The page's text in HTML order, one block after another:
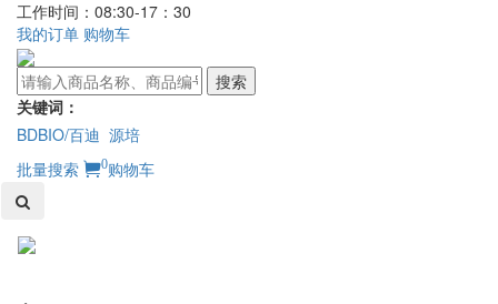
工作时间：08:30-17：30
我的订单 购物车
搜索
关键词：
BDBIO/百迪 源培
批量搜索
0购物车